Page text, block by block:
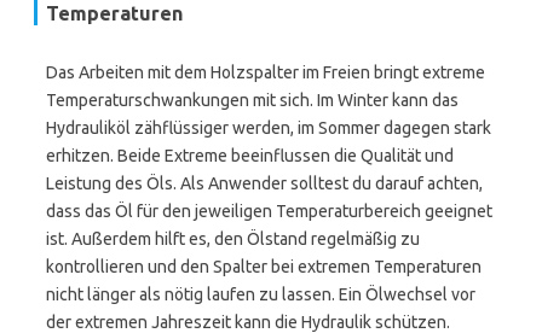
Temperaturen
Das Arbeiten mit dem Holzspalter im Freien bringt extreme
Temperaturschwankungen mit sich. Im Winter kann das
Hydrauliköl zähflüssiger werden, im Sommer dagegen stark
erhitzen. Beide Extreme beeinflussen die Qualität und
Leistung des Öls. Als Anwender solltest du darauf achten,
dass das Öl für den jeweiligen Temperaturbereich geeignet
ist. Außerdem hilft es, den Ölstand regelmäßig zu
kontrollieren und den Spalter bei extremen Temperaturen
nicht länger als nötig laufen zu lassen. Ein Ölwechsel vor
der extremen Jahreszeit kann die Hydraulik schützen.